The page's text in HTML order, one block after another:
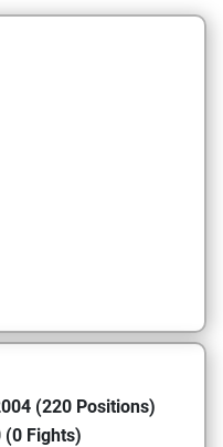
(220 Positions)
(0 Fights)